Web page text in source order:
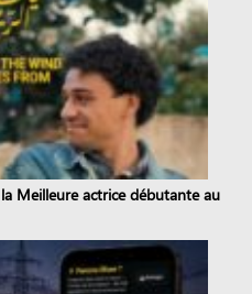
Meilleure actrice débutante au